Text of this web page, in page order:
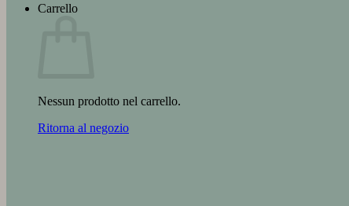
Carrello
Nessun prodotto nel carrello.
Ritorna al negozio